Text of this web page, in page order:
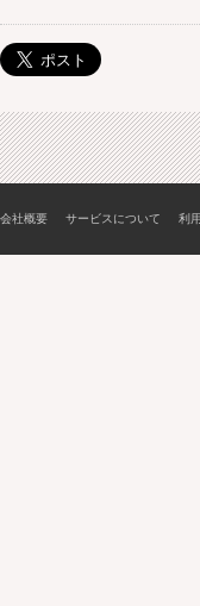
会社概要 サービスについて 利